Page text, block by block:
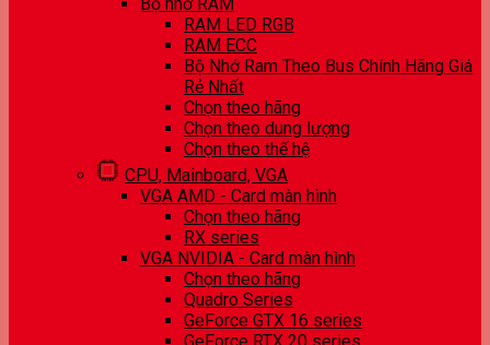
RAM LED RGB
RAM ECC
Bộ Nhớ Ram Theo Bus Chính Hãng Giá
Rẻ Nhất
Chọn theo hãng
Chọn theo dung lượng
Chọn theo thế hệ
CPU, Mainboard, VGA
VGA AMD - Card màn hình
Chọn theo hãng
RX series
VGA NVIDIA - Card màn hình
Chọn theo hãng
Quadro Series
GeForce GTX 16 series